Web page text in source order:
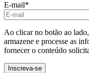
E-mail*
Ao clicar no botão ao
armazene e processe as
fornecer o conteúdo